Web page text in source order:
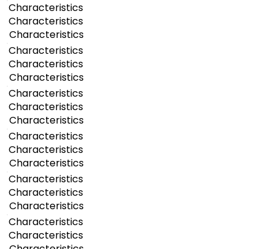
Characteristics
Characteristics
Characteristics
Characteristics
Characteristics
Characteristics
Characteristics
Characteristics
Characteristics
Characteristics
Characteristics
Characteristics
Characteristics
Characteristics
Characteristics
Characteristics
Characteristics